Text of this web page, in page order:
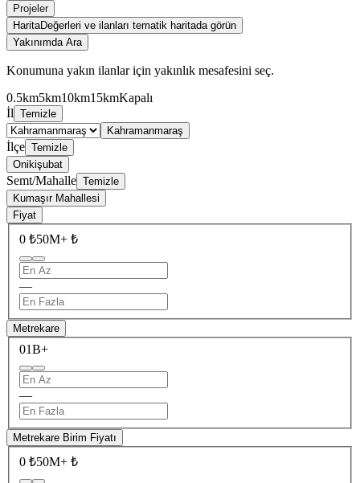
Projeler
HaritaDeğerleri ve ilanları tematik haritada görün
Yakınımda Ara
Konumuna yakın ilanlar için yakınlık mesafesini seç.
0.5km5km10km15kmKapalı
İl Temizle
Kahramanmaraş
İlçe Temizle
Onikişubat
Semt/Mahalle Temizle
Kumaşır Mahallesi
Fiyat
0 ₺50M+ ₺
—
Metrekare
01B+
—
Metrekare Birim Fiyatı
0 ₺50M+ ₺